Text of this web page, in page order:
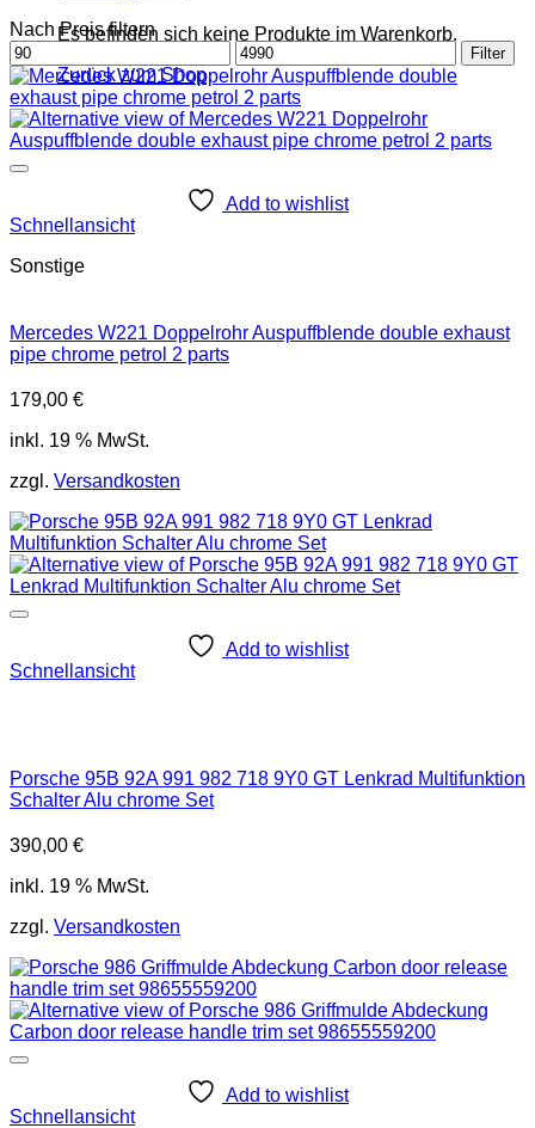
Es befinden sich keine Produkte im Warenkorb.
Zurück zum Shop
Nach Preis filtern
Min.
Preis
Max.
Preis
Filter
Add to wishlist
Schnellansicht
Sonstige
Mercedes W221 Doppelrohr Auspuffblende double exhaust
pipe chrome petrol 2 parts
179,00 €
inkl. 19 % MwSt.
zzgl. Versandkosten
Add to wishlist
Schnellansicht
Porsche 95B 92A 991 982 718 9Y0 GT Lenkrad Multifunktion
Schalter Alu chrome Set
390,00 €
inkl. 19 % MwSt.
zzgl. Versandkosten
Add to wishlist
Schnellansicht